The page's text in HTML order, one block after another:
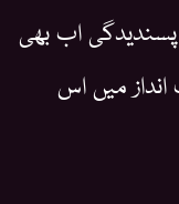
پسندیدگی اب بھی
انداز میں اس